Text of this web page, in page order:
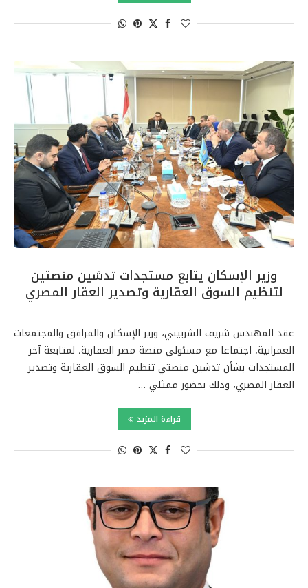
وزير الإسكان يتابع مستجدات تدشين منصتين
لتنظيم السوق العقارية وتصدير العقار المصري
عقد المهندس شريف الشربيني، وزير الإسكان والمرافق والمجتمعات
العمرانية، اجتماعا مع مسئولي منصة مصر العقارية، لمتابعة آخر
المستجدات بشأن تدشين منصتي تنظيم السوق العقارية وتصدير
العقار المصري، وذلك بحضور ممثلي …
قراءة المزيد